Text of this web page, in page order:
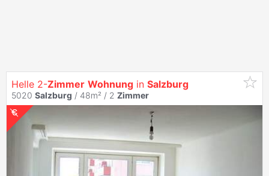
Helle 2-Zimmer Wohnung in Salzburg
5020 Salzburg / 48m² / 2 Zimmer